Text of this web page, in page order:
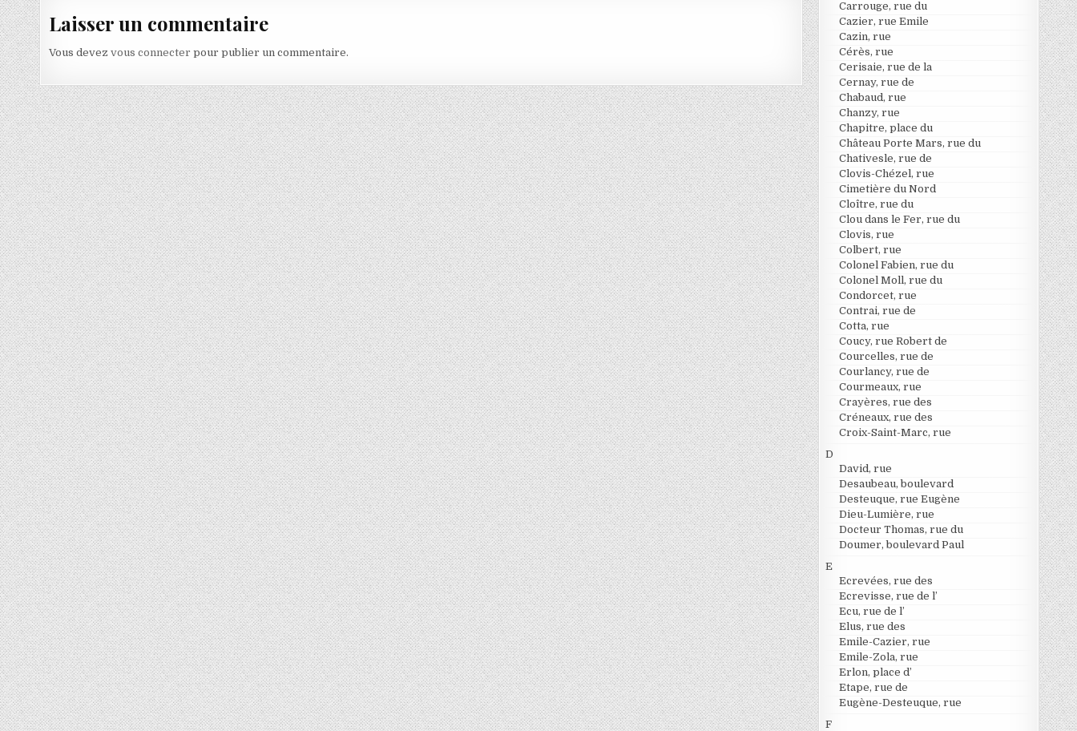
Laisser un commentaire
Vous devezvous connecter pour publier un commentaire.
Carrouge, rue du
Cazier, rue Emile
Cazin, rue
Cérès, rue
Cerisaie, rue de la
Cernay, rue de
Chabaud, rue
Chanzy, rue
Chapitre, place du
Château Porte Mars, rue du
Chativesle, rue de
Clovis-Chézel, rue
Cimetière du Nord
Cloître, rue du
Clou dans le Fer, rue du
Clovis, rue
Colbert, rue
Colonel Fabien, rue du
Colonel Moll, rue du
Condorcet, rue
Contrai, rue de
Cotta, rue
Coucy, rue Robert de
Courcelles, rue de
Courlancy, rue de
Courmeaux, rue
Crayères, rue des
Créneaux, rue des
Croix-Saint-Marc, rue
D
David, rue
Desaubeau, boulevard
Desteuque, rue Eugène
Dieu-Lumière, rue
Docteur Thomas, rue du
Doumer, boulevard Paul
E
Ecrevées, rue des
Ecrevisse, rue de l’
Ecu, rue de l’
Elus, rue des
Emile-Cazier, rue
Emile-Zola, rue
Erlon, place d’
Etape, rue de
Eugène-Desteuque, rue
F